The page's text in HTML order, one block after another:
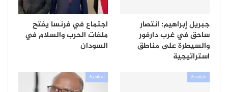
جبريل إبراهيم: انتصار
ساحق في غرب دارفور
والسيطرة على مناطق
استراتيجية
اجتماع في فرنسا يفتح
ملفات الحرب والسلام في
السودان
سياسية سياسية